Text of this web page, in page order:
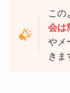
この
会は
やメ
きま